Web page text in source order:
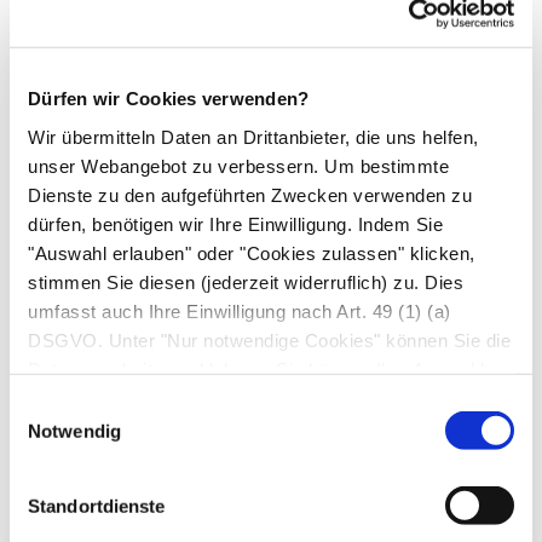
Dürfen wir Cookies verwenden?
Wir übermitteln Daten an Drittanbieter, die uns helfen,
unser Webangebot zu verbessern. Um bestimmte
Dienste zu den aufgeführten Zwecken verwenden zu
dürfen, benötigen wir Ihre Einwilligung. Indem Sie
"Auswahl erlauben" oder "Cookies zulassen" klicken,
stimmen Sie diesen (jederzeit widerruflich) zu. Dies
umfasst auch Ihre Einwilligung nach Art. 49 (1) (a)
DSGVO. Unter "Nur notwendige Cookies" können Sie die
Notwendig
Standortdienste
Beschwerdekombinationen wie bei der MPA
rheumatischen Erkrankungen auf, z. B. mit einem
systemischen Lupus erythematodes.
Behandlung
Eine Heilung ist bei der MPA nicht möglich.
Therapieziel ist, dieEntzündungzunächst
einzudämmen und zu einem Stillstand zu
bringen (Induktionstherapie). Dieser Zustand soll
weniger aggressiven Medikamenten – so lange
Induktionstherapie.
Bei akuter Lebensgefahr